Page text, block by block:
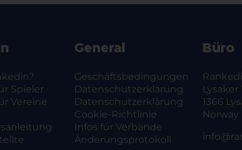
Spieler
Vereine
General
Geschäftsbedingungen
Datenschutzerklärung
Datenschutzerklärung
Cookie-Richtlinie
Infos für Verbände
Änderungsprotokoll
Büro
Lysaker
1366
Norway